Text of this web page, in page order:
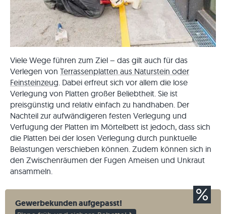
Viele Wege führen zum Ziel – das gilt auch für das
Verlegen von Terrassenplatten aus Naturstein oder
Feinsteinzeug. Dabei erfreut sich vor allem die lose
Verlegung von Platten großer Beliebtheit. Sie ist
preisgünstig und relativ einfach zu handhaben. Der
Nachteil zur aufwändigeren festen Verlegung und
Verfugung der Platten im Mörtelbett ist jedoch, dass sich
die Platten bei der losen Verlegung durch punktuelle
Belastungen verschieben können. Zudem können sich in
den Zwischenräumen der Fugen Ameisen und Unkraut
ansammeln.
Gewerbekunden aufgepasst!